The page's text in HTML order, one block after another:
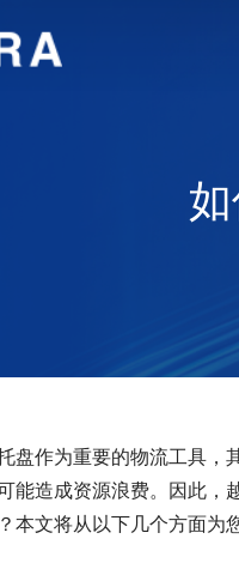
盘作为重要的物流工具
能造成资源浪费。因此
文将从以下几个方面为